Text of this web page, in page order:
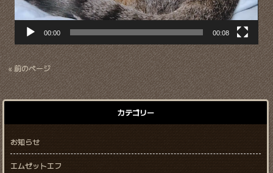
00:00 00:08
« 前のページ
カテゴリー
お知らせ
エムゼットエフ